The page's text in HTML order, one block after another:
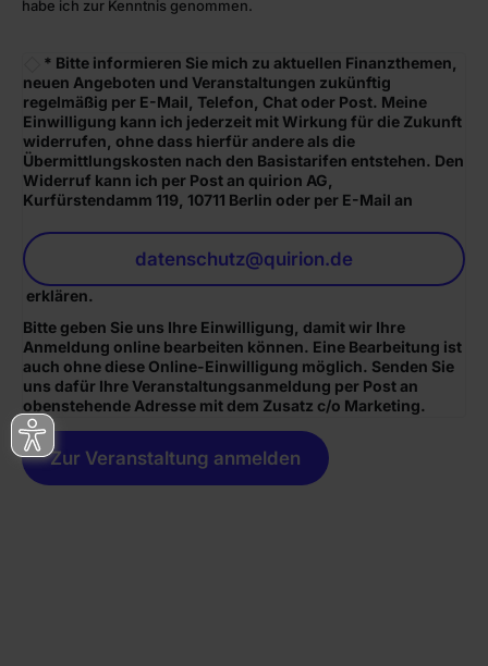
habe ich zur Kenntnis genommen.
* Bitte informieren Sie mich zu aktuellen Finanzthemen,
neuen Angeboten und Veranstaltungen zukünftig
regelmäßig per E-Mail, Telefon, Chat oder Post. Meine
Einwilligung kann ich jederzeit mit Wirkung für die Zukunft
widerrufen, ohne dass hierfür andere als die
Übermittlungskosten nach den Basistarifen entstehen. Den
Widerruf kann ich per Post an quirion AG,
Kurfürstendamm 119, 10711 Berlin oder per E-Mail an
datenschutz@quirion.de
erklären.
Bitte geben Sie uns Ihre Einwilligung, damit wir Ihre
Anmeldung online bearbeiten können. Eine Bearbeitung ist
auch ohne diese Online-Einwilligung möglich. Senden Sie
uns dafür Ihre Veranstaltungsanmeldung per Post an
obenstehende Adresse mit dem Zusatz c/o Marketing.